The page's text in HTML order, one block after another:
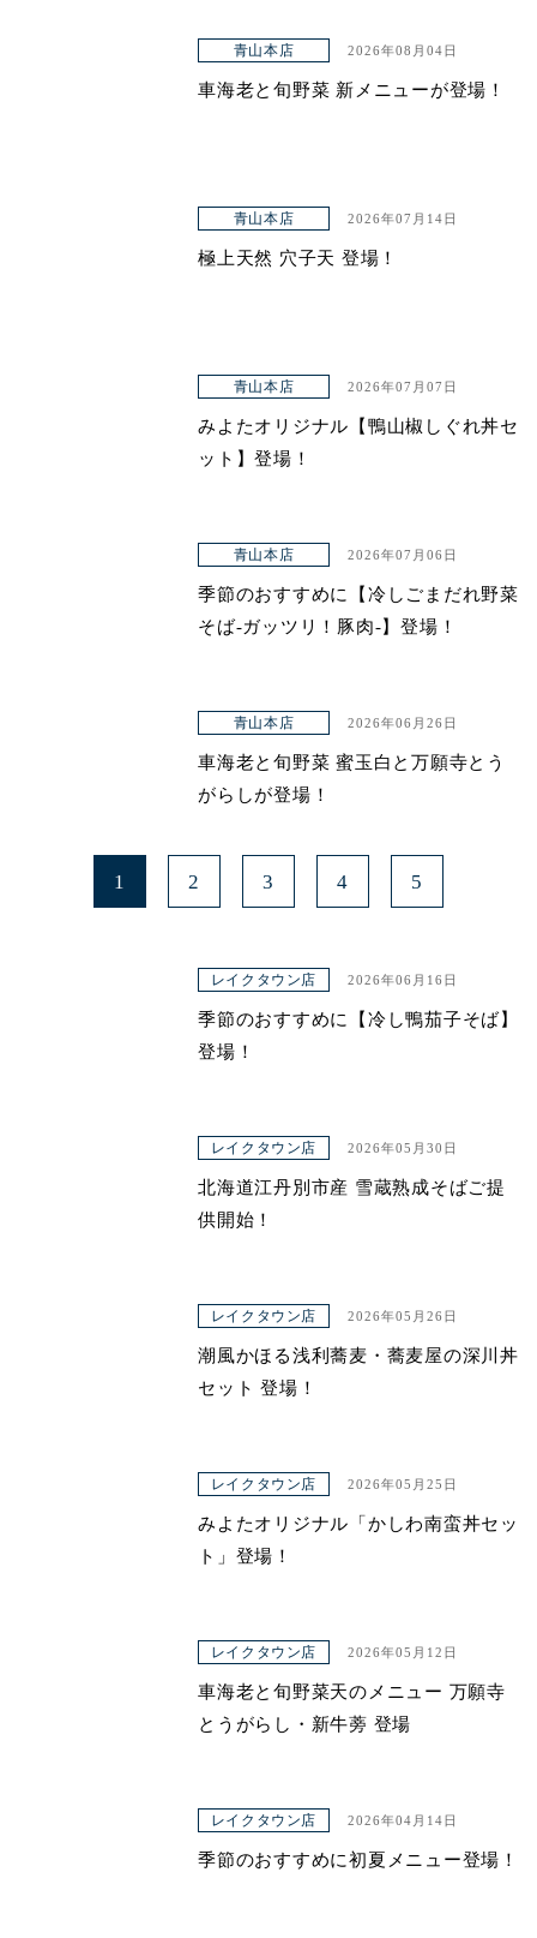
青山本店 2026年08月04日
車海老と旬野菜 新メニューが登場！
青山本店 2026年07月14日
極上天然 穴子天 登場！
青山本店 2026年07月07日
みよたオリジナル【鴨山椒しぐれ丼セ
ット】登場！
青山本店 2026年07月06日
季節のおすすめに【冷しごまだれ野菜
そば-ガッツリ！豚肉-】登場！
青山本店 2026年06月26日
車海老と旬野菜 蜜玉白と万願寺とう
がらしが登場！
1 2 3 4 5
レイクタウン店 2026年06月16日
季節のおすすめに【冷し鴨茄子そば】
登場！
レイクタウン店 2026年05月30日
北海道江丹別市産 雪蔵熟成そばご提
供開始！
レイクタウン店 2026年05月26日
潮風かほる浅利蕎麦・蕎麦屋の深川丼
セット 登場！
レイクタウン店 2026年05月25日
みよたオリジナル「かしわ南蛮丼セッ
ト」登場！
レイクタウン店 2026年05月12日
車海老と旬野菜天のメニュー 万願寺
とうがらし・新牛蒡 登場
レイクタウン店 2026年04月14日
季節のおすすめに初夏メニュー登場！